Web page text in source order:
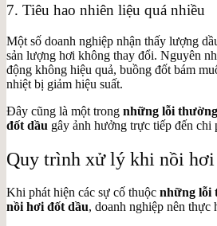
7. Tiêu hao nhiên liệu quá nhiều
Một số doanh nghiệp nhận thấy lượng
sản lượng hơi không thay đổi. Nguyên
động không hiệu quả, buồng đốt bám
nhiệt bị giảm hiệu suất.
Đây cũng là một trong những lỗi
đốt dầu gây ảnh hưởng trực tiếp đến chi
Quy trình xử lý khi nồi hơi
Khi phát hiện các sự cố thuộc những lỗi
nồi hơi đốt dầu, doanh nghiệp nên thực